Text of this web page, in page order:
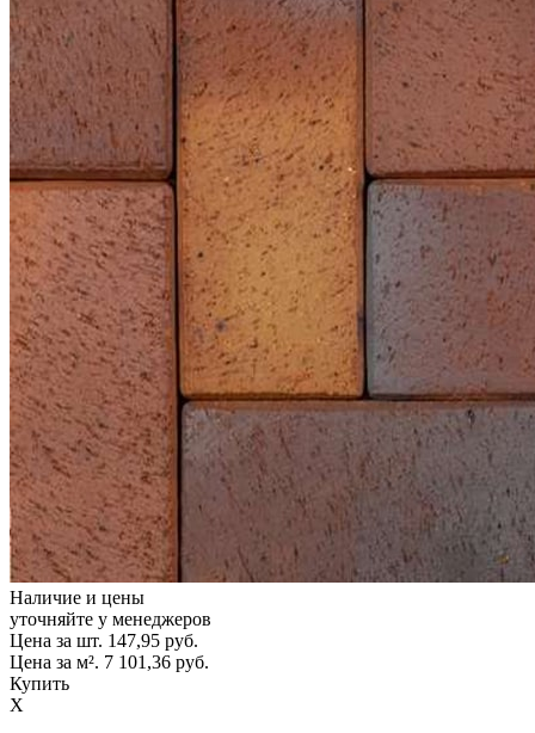
Наличие и цены
уточняйте у менеджеров
Цена за шт. 147,95 руб.
Цена за м². 7 101,36 руб.
Купить
X